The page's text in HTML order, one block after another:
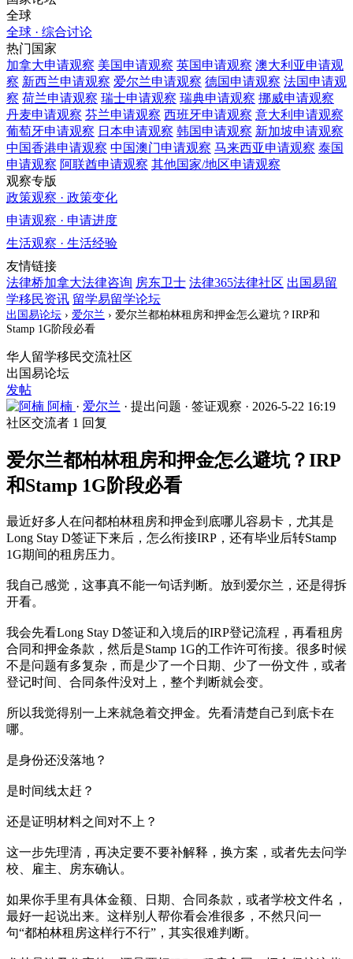
全球
全球 · 综合讨论
热门国家
加拿大申请观察 美国申请观察 英国申请观察 澳大利亚申请观
察 新西兰申请观察 爱尔兰申请观察 德国申请观察 法国申请观
察 荷兰申请观察 瑞士申请观察 瑞典申请观察 挪威申请观察
丹麦申请观察 芬兰申请观察 西班牙申请观察 意大利 申请观察
葡萄牙申请观察 日本申请观察 韩国申请观察 新加坡申请观察
中国香港申请观察 中国澳门申请观察 马来西亚申请观察 泰国
申请观察 阿联酋申请观察 其他国家/地区申请观察
观察专版
政策观察 · 政策变化
申请观察 · 申请进度
生活观察 · 生活经验
友情链接
法律桥加拿大法律咨询 房东卫士 法律365法律社区 出国易留
学移民资讯 留学易留学论坛
出国易论坛 › 爱尔兰 › 爱尔兰都柏林租房和押金怎么避坑？IRP和
Stamp 1G阶段必看
华人留学移民交流社区
出国易论坛
发帖
阿楠 · 爱尔兰 · 提出问题 · 签证观察 · 2026-5-22 16:19
社区交流者 1 回复
爱尔兰都柏林租房和押金怎么避坑？IRP
和Stamp 1G阶段必看
最近好多人在问都柏林租房和押金到底哪儿容易卡，尤其是
Long Stay D签证下来后，怎么衔接IRP，还有毕业后转Stamp
1G期间的租房压力。
我自己感觉，这事真不能一句话判断。放到爱尔兰，还是得拆
开看。
我会先看Long Stay D签证和入境后的IRP登记流程，再看租房
合同和押金条款，然后是Stamp 1G的工作许可衔接。很多时候
不是问题有多复杂，而是少了一个日期、少了一份文件，或者
登记时间、合同条件没对上，整个判断就会变。
所以我觉得别一上来就急着交押金。先看清楚自己到底卡在
哪。
是身份还没落地？
是时间线太赶？
还是证明材料之间对不上？
这一步先理清，再决定要不要补解释，换方案，或者先去问学
校、雇主、房东确认。
如果你手里有具体金额、日期、合同条款，或者学校文件名，
最好一起说出来。这样别人帮你看会准很多，不然只问一
句“都柏林租房这样行不行”，其实很难判断。